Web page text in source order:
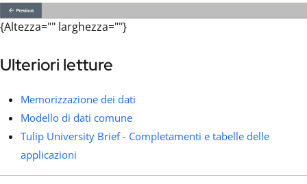
{Altezza="" larghezza=""}
Ulteriori letture
Memorizzazione dei dati
Modello di dati comune
Tulip University Brief - Completamenti e tabelle delle
applicazioni